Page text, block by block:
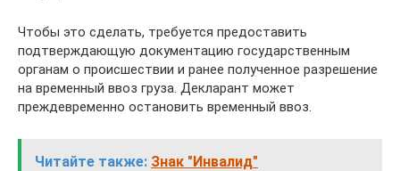
Чтобы это сделать, требуется предоставить
подтверждающую документацию государственным
органам о происшествии и ранее полученное разрешение
на временный ввоз груза. Декларант может
преждевременно остановить временный ввоз.
Читайте также: Знак "Инвалид"